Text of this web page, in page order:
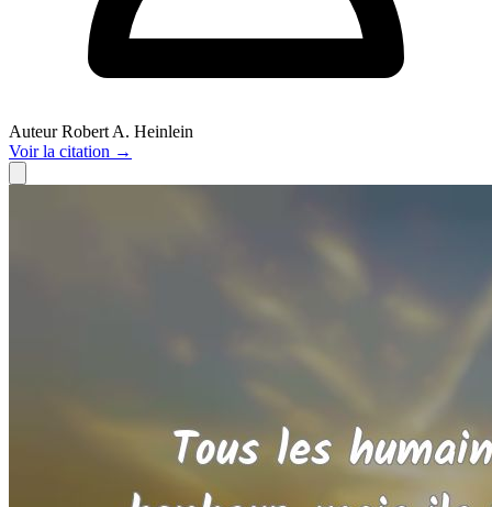
Auteur Robert A. Heinlein
Voirla citation →